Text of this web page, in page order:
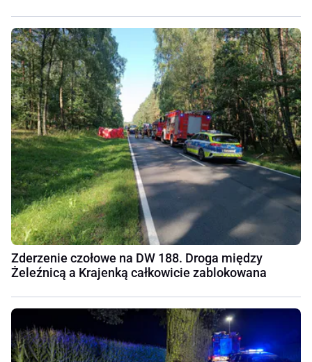
Zderzenie czołowe na DW 188. Droga między
Żeleźnicą a Krajenką całkowicie zablokowana